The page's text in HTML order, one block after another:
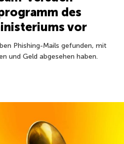
des
vor
Phishing-Mails gefunden, mit
und Geld abgesehen haben.